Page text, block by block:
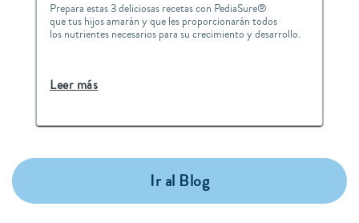
Prepara estas 3 deliciosas recetas con PediaSure®
que tus hijos amarán y que les proporcionarán todos
los nutrientes necesarios para su crecimiento y desarrollo.
Leer más
Ir al Blog